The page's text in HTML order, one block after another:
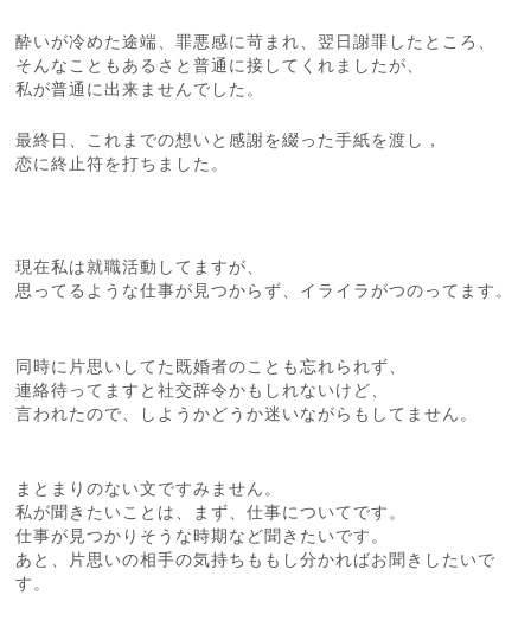
酔いが冷めた途端、罪悪感に苛まれ、翌日謝罪したところ、
そんなこともあるさと普通に接してくれましたが、
私が普通に出来ませんでした。
最終日、これまでの想いと感謝を綴った手紙を渡し，
恋に終止符を打ちました。
現在私は就職活動してますが、
思ってるような仕事が見つからず、イライラがつのってます。
同時に片思いしてた既婚者のことも忘れられず、
連絡待ってますと社交辞令かもしれないけど、
言われたので、しようかどうか迷いながらもしてません。
まとまりのない文ですみません。
私が聞きたいことは、まず、仕事についてです。
仕事が見つかりそうな時期など聞きたいです。
あと、片思いの相手の気持ちももし分かればお聞きしたいで
す。